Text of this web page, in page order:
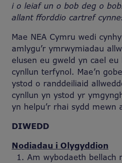
i o leiaf un o bob deg o
allant fforddio cartref
Mae NEA Cymru wedi
amlygu’r ymrwymiadau
elusen eu gweld yn cael
cynllun terfynol. Mae’n
ystod o randdeiliaid
cynllun yn ystod yr
yn helpu’r rhai sydd mewn
DIWEDD
Nodiadau i Olygyddion
Am wybodaeth bellach